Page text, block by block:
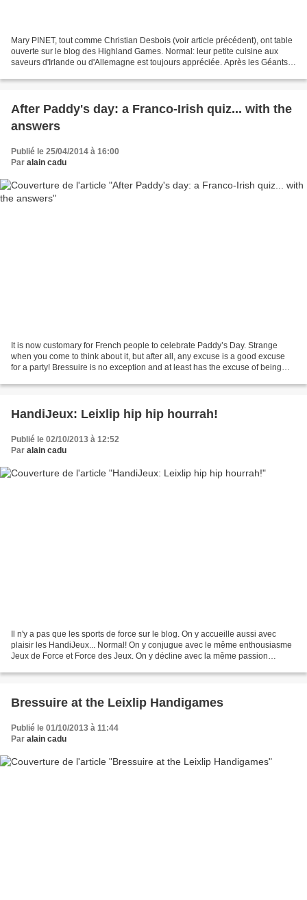
Mary PINET, tout comme Christian Desbois (voir article précédent), ont table
ouverte sur le blog des Highland Games. Normal: leur petite cuisine aux
saveurs d'Irlande ou d'Allemagne est toujours appréciée. Après les Géants
After Paddy's day: a Franco-Irish quiz... with the
answers
Publié le 25/04/2014 à 16:00
Par alain cadu
It is now customary for French people to celebrate Paddy’s Day. Strange
when you come to think about it, but after all, any excuse is a good excuse
for a party! Bressuire is no exception and at least has the excuse of being
HandiJeux: Leixlip hip hip hourrah!
Publié le 02/10/2013 à 12:52
Par alain cadu
Il n'y a pas que les sports de force sur le blog. On y accueille aussi avec
plaisir les HandiJeux... Normal! On y conjugue avec le même enthousiasme
Jeux de Force et Force des Jeux. On y décline avec la même passion
Bressuire at the Leixlip Handigames
Publié le 01/10/2013 à 11:44
Par alain cadu